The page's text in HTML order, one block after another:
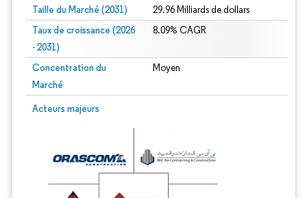
Taille du Marché (2031) 29.96 Milliards de dollars
Taux de croissance (2026
- 2031)
8.09% CAGR
Concentration du
Marché
Moyen
Acteurs majeurs
Image © Mordor Intelligence. La réutilisation nécessite une attribution sous CC